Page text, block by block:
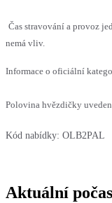
Čas stravování a provoz
nemá vliv.
Informace o oficiální
Polovina hvězdičky
Kód nabídky: OLB2PAL
Aktuální